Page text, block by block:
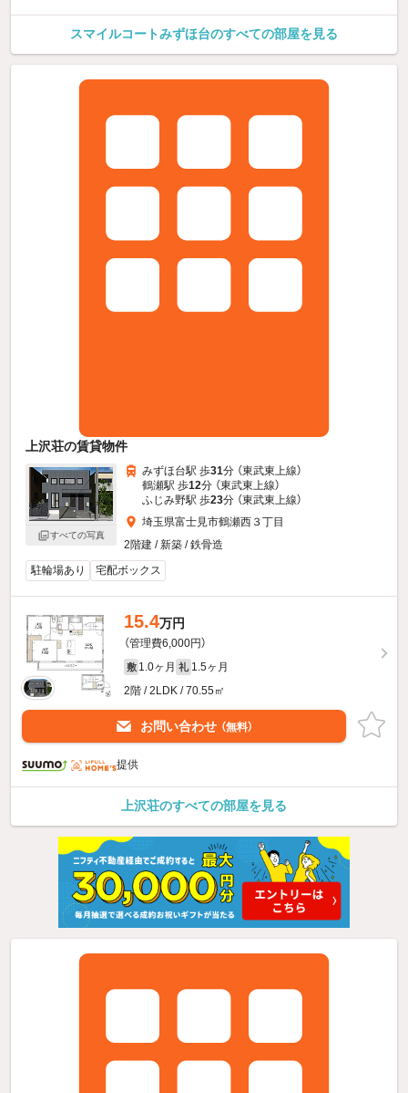
スマイルコートみずほ台のすべての部屋を見る
上沢荘の賃貸物件
すべての写真
みずほ台駅 歩31分 （東武東上線）
鶴瀬駅 歩12分 （東武東上線）
ふじみ野駅 歩23分 （東武東上線）
埼玉県富士見市鶴瀬西３丁目
2階建 / 新築 / 鉄骨造
駐輪場あり
宅配ボックス
15.4万円
（管理費6,000円）
敷 1.0ヶ月 礼 1.5ヶ月
2階 / 2LDK / 70.55㎡
お問い合わせ （無料）
提供
上沢荘のすべての部屋を見る